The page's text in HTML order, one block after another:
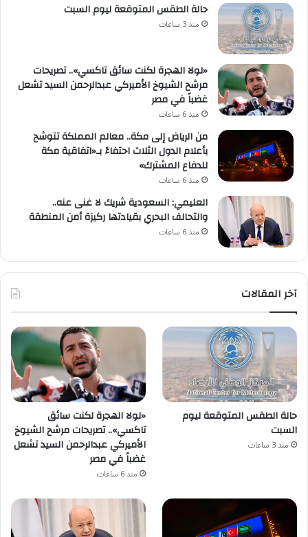
حالة الطقس المتوقعة ليوم السبت
منذ 3 ساعات
«لولا الهجرة لكنت سائق تاكسي».. تصريحات
مرشح الشيوخ الأميركي عبدالرحمن السيد تشعل
غضباً في مصر
منذ 6 ساعات
من الرياض إلى مكة.. معالم المملكة تتوشح
بأعلام الدول الثلاث احتفاءً بـ«اتفاقية مكة
للدفاع المشترك»
منذ 6 ساعات
العليمي: السعودية شريك لا غنى عنه..
والتحالف البحري بقيادتها ركيزة أمن المنطقة
منذ 6 ساعات
آخر المقالات
حالة الطقس المتوقعة ليوم
السبت
منذ 3 ساعات
«لولا الهجرة لكنت سائق
تاكسي».. تصريحات مرشح الشيوخ
الأميركي عبدالرحمن السيد تشعل
غضباً في مصر
منذ 6 ساعات